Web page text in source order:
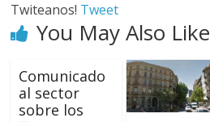
Twiteanos! Tweet
You May Also Like
Comunicado
al sector
sobre los